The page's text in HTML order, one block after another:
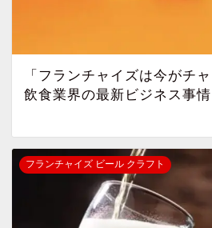
「フランチャイズは今がチ
飲食業界の最新ビジネス事情
フランチャイズ ビール クラフト